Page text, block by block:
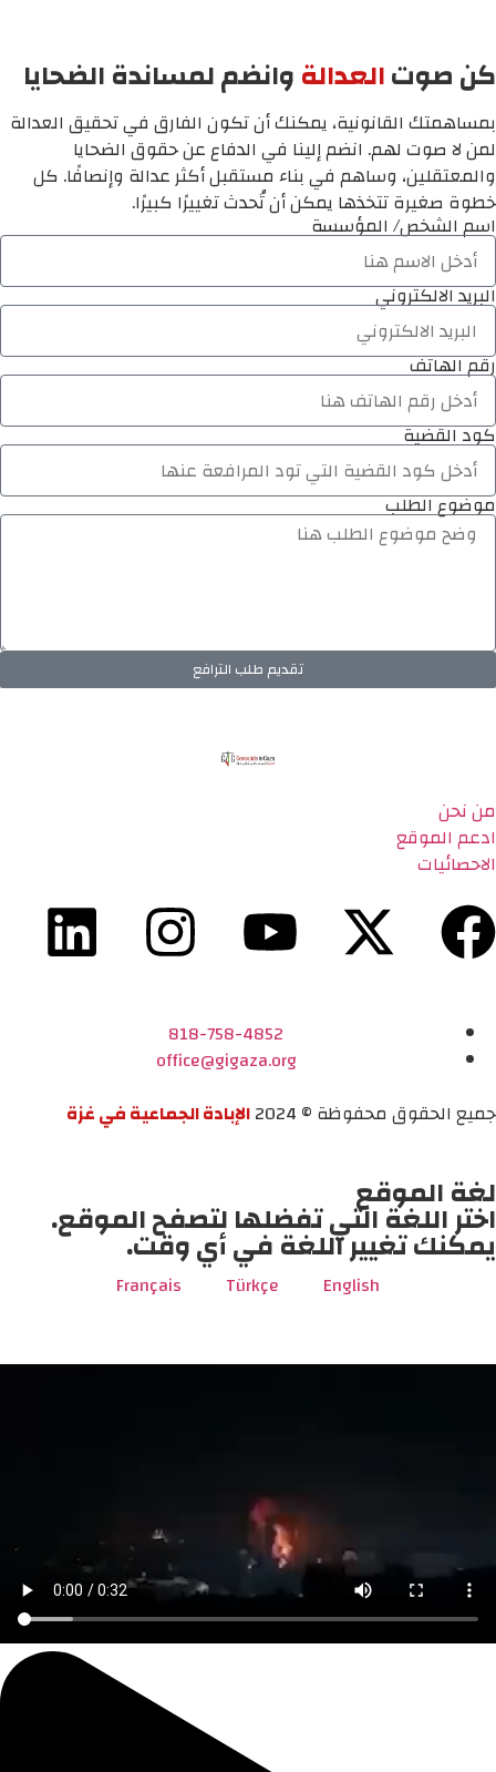
كن صوتالعدالةوانضم لمساندة الضحايا
بمساهمتك القانونية، يمكنك أن تكون الفارق في تحقيق العدالة
لمن لا صوت لهم. انضم إلينا في الدفاع عن حقوق الضحايا
والمعتقلين، وساهم في بناء مستقبل أكثر عدالة وإنصافًا. كل
خطوة صغيرة تتخذها يمكن أن تُحدث تغييرًا كبيرًا.
اسم الشخص/ المؤسسة
البريد الالكتروني
رقم الهاتف
كود القضية
موضوع الطلب
تقديم طلب الترافع
من نحن
ادعم الموقع
الاحصائيات
818-758-4852
office@gigaza.org
جميع الحقوق محفوظة © 2024
الإبادة الجماعية في غزة
لغة الموقع
اختر اللغة التي تفضلها لتصفح الموقع.
يمكنك تغيير اللغة في أي وقت.
English
Türkçe
Français